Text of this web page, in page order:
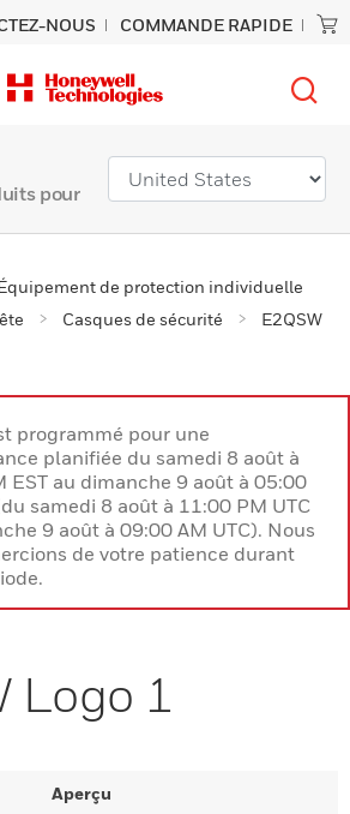
NOUS COMMANDE RAPIDE
pour
de protection individuelle
Casques de sécurité
E2QSW
programmé pour une
planifiée du samedi 8 août à
EST au dimanche 9 août à 05:00
samedi 8 août à 11:00 PM UTC
9 août à 09:00 AM UTC). Nous
de votre patience durant
Logo 1
Aperçu